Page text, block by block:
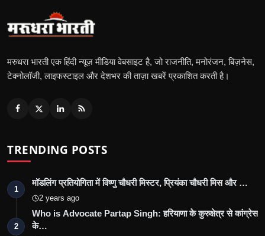
मरुधरा भारती एक हिंदी न्यूज़ मीडिया वेबसाइट है, जो राजनीति, मनोरंजन, बिज़नेस,
टेक्नोलॉजी, लाइफस्टाइल और देशभर की ताज़ा खबरें प्रकाशित करती है।
TRENDING POSTS
1
मॉडलिंग प्रतियोगिता में विष्णु चौधरी मिस्टर, प्रियंका चौधरी मिस और …
2 years ago
2
Who is Advocate Partap Singh: हरियाणा के कुरुक्षेत्र से कांग्रेस
के…